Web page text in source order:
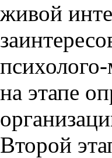
живой
на этапе
Второй